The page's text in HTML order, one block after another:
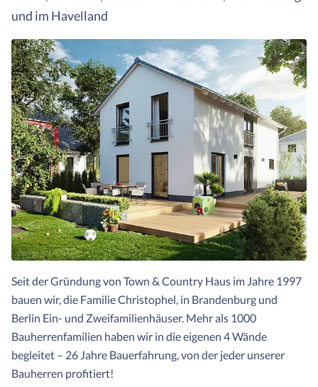
und im Havelland
Seit der Gründung von Town & Country Haus im Jahre 1997
bauen wir, die Familie Christophel, in Brandenburg und
Berlin Ein- und Zweifamilienhäuser. Mehr als 1000
Bauherrenfamilien haben wir in die eigenen 4 Wände
begleitet – 26 Jahre Bauerfahrung, von der jeder unserer
Bauherren profitiert!